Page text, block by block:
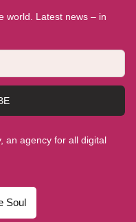
world. Latest news – in
an agency for all digital
Soul